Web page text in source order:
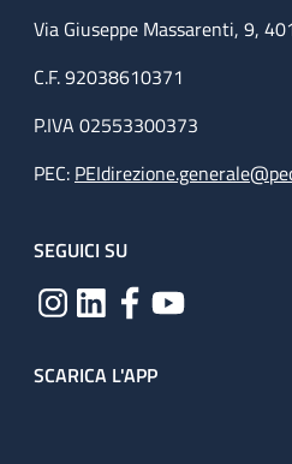
Via Giuseppe Massarenti, 9,
C.F. 92038610371
P.IVA 02553300373
PEC:
SEGUICI SU
SCARICA L'APP